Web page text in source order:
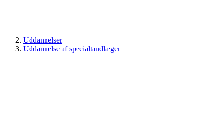
Uddannelser
Uddannelse af specialtandlæger